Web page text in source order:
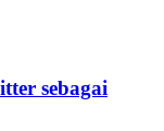
sebagai